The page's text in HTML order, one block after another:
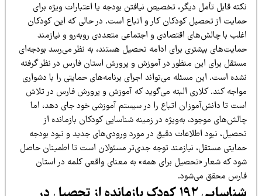
قابل تأمل دیگر، تخصیص نیافتن بودجه یا اعتبارات ویژه برای
از تحصیل کودکان کار و اتباع است. در حالی که این کودکان
با چالش‌های اقتصادی و اجتماعی متعددی روبه‌رو و نیازمند
بیشتری برای ادامه تحصیل هستند، به نظر می‌رسد بودجه‌ای
برای این منظور در آموزش و پرورش استان فارس در نظر گرفته
است. این مسئله می‌تواند اجرای برنامه‌های حمایتی را با دشواری
کند. کلاری البته می‌گوید که آموزش و پرورش فارس در تلاش
تا دانش‌آموزان اتباع را در سیستم آموزشی خود جای دهد، اما
موجود، به‌ویژه در زمینه شناسایی کودکان بازمانده از
نبود اطلاعات دقیق در مورد ورودی‌های جدید و نبود بودجه
مستقل، نیازمند توجه جدی‌تر مسئولان است تا اطمینان حاصل
که شعار «تحصیل برای همه» به معنای واقعی کلمه در استان
محقق می‌شود.